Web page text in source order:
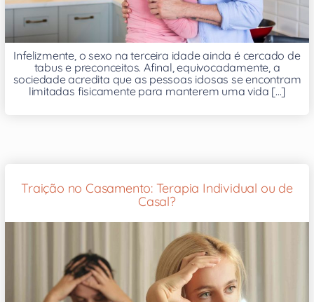
Infelizmente, o sexo na terceira idade ainda é cercado de
tabus e preconceitos. Afinal, equivocadamente, a
sociedade acredita que as pessoas idosas se encontram
limitadas fisicamente para manterem uma vida [...]
Traição no Casamento: Terapia Individual ou de
Casal?